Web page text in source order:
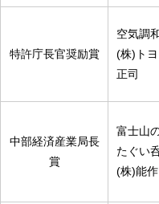
特許庁長官奨励賞
空気調
(株)ト
正司
中部経済産業局長
賞
富士山
たぐい
(株)能